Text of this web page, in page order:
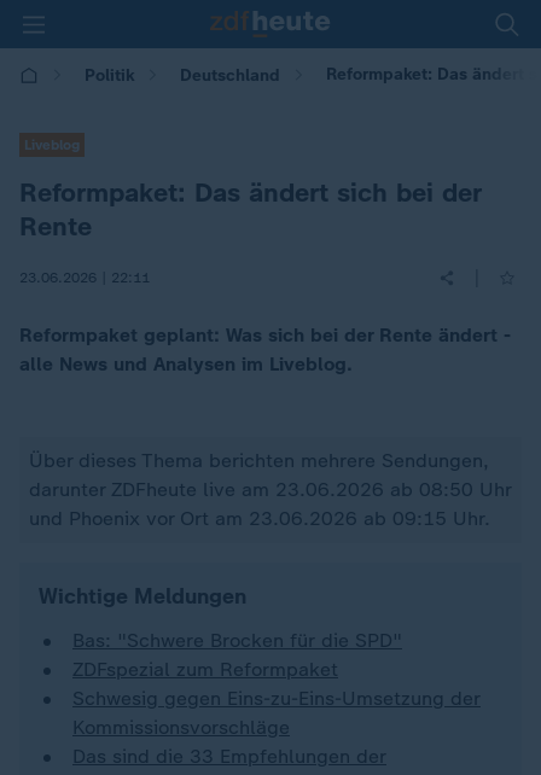
Politik Deutschland Reformpaket: Das ändert
Liveblog
Reformpaket: Das ändert sich bei der
Rente
23.06.2026 | 22:11
Reformpaket geplant: Was sich bei der Rente ändert -
alle News und Analysen im Liveblog.
Über dieses Thema berichten mehrere Sendungen,
darunter ZDFheute live am 23.06.2026 ab 08:50 Uhr
und Phoenix vor Ort am 23.06.2026 ab 09:15 Uhr.
Wichtige Meldungen
Bas: "Schwere Brocken für die SPD"
ZDFspezial zum Reformpaket
Schwesig gegen Eins-zu-Eins-Umsetzung der
Kommissionsvorschläge
Das sind die 33 Empfehlungen der